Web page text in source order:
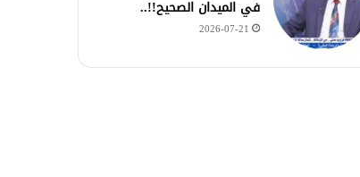
في الميدان الصحيح!!..
2026-07-21